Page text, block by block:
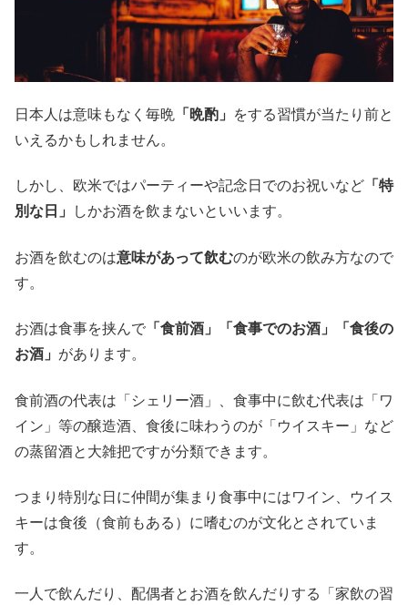
日本人は意味もなく毎晩 「晩酌」
をする習慣が当たり前と
いえるかもしれません。
しかし、欧米ではパーティーや記念日でのお祝いなど 「特
別な日」
しかお酒を飲まないといいます。
お酒を飲むのは意味があって飲むのが欧米の飲み方なので
す。
お酒は食事を挟んで 「食前酒」「食事でのお酒」「食後の
お酒」 があります。
食前酒の代表は「シェリー酒」、食事中に飲む代表は「ワ
イン」等の醸造酒、食後に味わうのが「ウイスキー」など
の蒸留酒と大雑把ですが分類できます。
つまり特別な日に仲間が集まり食事中にはワイン、ウイス
キーは食後（食前もある）に嗜むのが文化とされていま
す。
一人で飲んだり、配偶者とお酒を飲んだりする「家飲の習